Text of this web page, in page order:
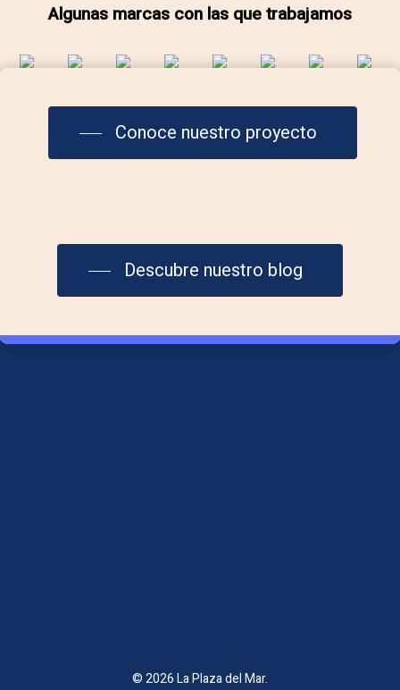
Algunas marcas con las que trabajamos
Conoce nuestro proyecto
Descubre nuestro blog
info@laplazadelmar.com
615 29 36 06
Aviso Legal
© 2026 La Plaza del Mar.